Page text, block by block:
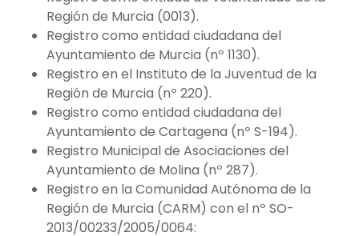
Región de Murcia (0013).
Registro como entidad ciudadana del
Ayuntamiento de Murcia (nº 1130).
Registro en el Instituto de la Juventud de la
Región de Murcia (nº 220).
Registro como entidad ciudadana del
Ayuntamiento de Cartagena (nº S-194).
Registro Municipal de Asociaciones del
Ayuntamiento de Molina (nº 287).
Registro en la Comunidad Autónoma de la
Región de Murcia (CARM) con el nº SO-
2013/00233/2005/0064: